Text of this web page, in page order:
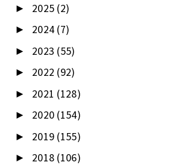
► 2025 (2)
► 2024 (7)
► 2023 (55)
► 2022 (92)
► 2021 (128)
► 2020 (154)
► 2019 (155)
► 2018 (106)